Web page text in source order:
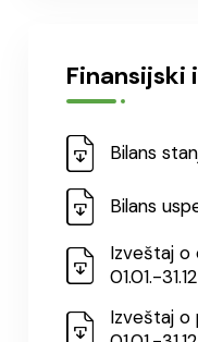
Finansijski
Bilans
Bilans
Izveštaj o
01.01.-
Izveštaj o